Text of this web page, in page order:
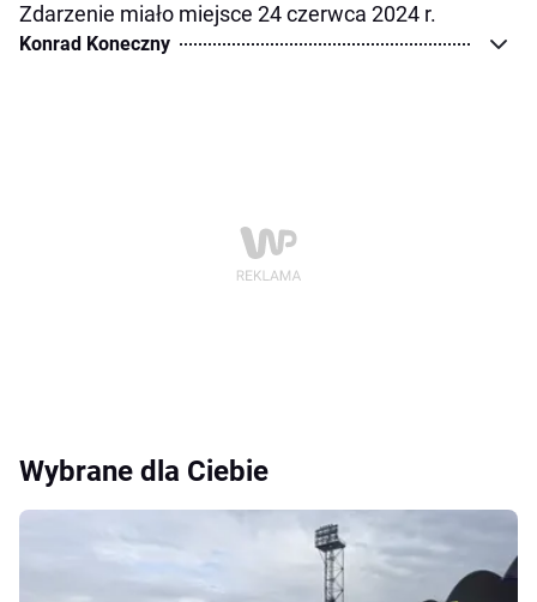
Zdarzenie miało miejsce 24 czerwca 2024 r.
Konrad Koneczny
Wybrane dla Ciebie